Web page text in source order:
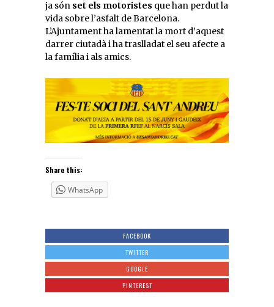
ja són set els motoristes que han perdut la
vida sobre l’asfalt de Barcelona.
L’Ajuntament ha lamentat la mort d’aquest
darrer ciutadà i ha traslladat el seu afecte a
la família i als amics.
Share this:
WhatsApp
FACEBOOK
TWITTER
GOOGLE
PINTEREST